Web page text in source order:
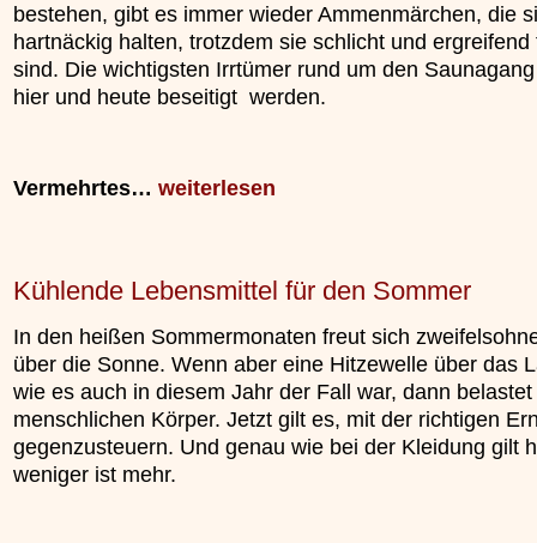
bestehen, gibt es immer wieder Ammenmärchen, die
hartnäckig halten, trotzdem sie schlicht und ergreifend
sind. Die wichtigsten Irrtümer rund um den
hier und heute beseitigt werden.
Vermehrtes… weiterlesen
Kühlende Lebensmittel für den Sommer
In den heißen Sommermonaten freut sich
über die Sonne. Wenn aber eine Hitzewelle über das
wie es auch in diesem Jahr der Fall war, dann
menschlichen Körper. Jetzt gilt es, mit der richtigen
gegenzusteuern. Und genau wie bei der Kleidung gilt
weniger ist mehr.